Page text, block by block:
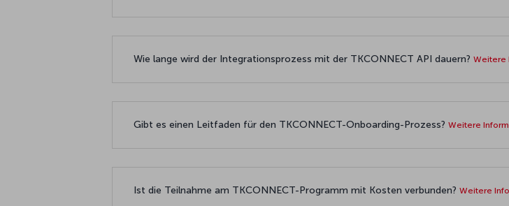
Wie lange wird der Integrationsprozess mit der TKCONNECT API dauern? Weitere
Gibt es einen Leitfaden für den TKCONNECT-Onboarding-Prozess? Weitere
Ist die Teilnahme am TKCONNECT-Programm mit Kosten verbunden? Weitere